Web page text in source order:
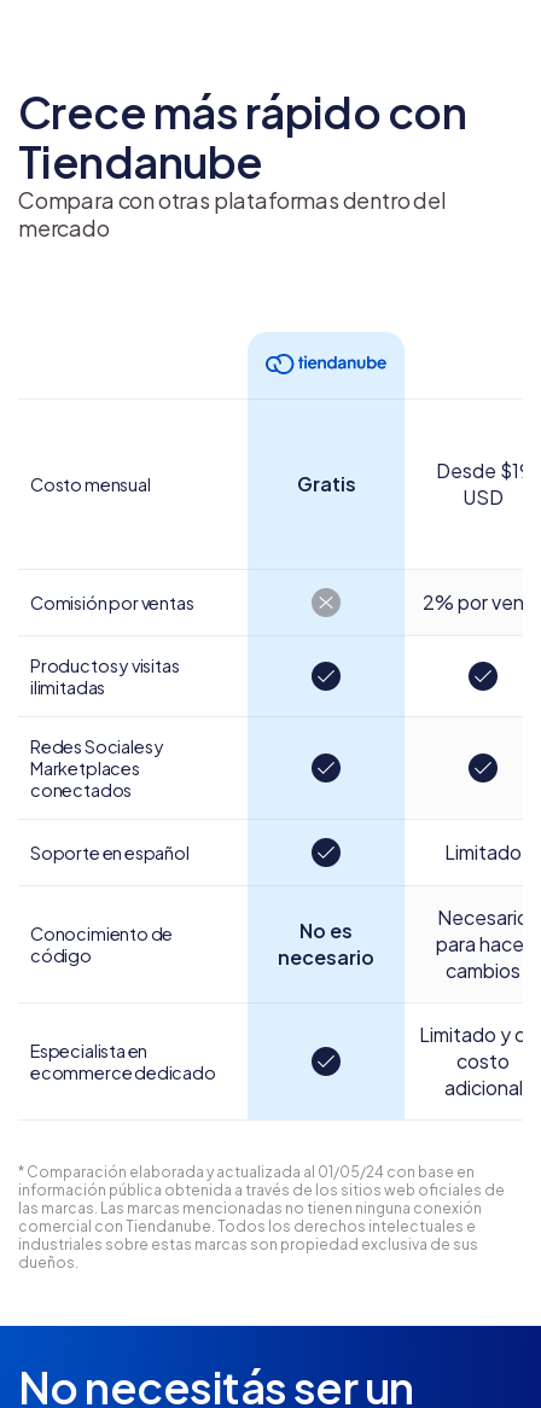
Crece más rápido con
Tiendanube
Compara con otras plataformas dentro del
mercado
Costo mensual Gratis
Desde $19
USD
Comisión por ventas 2% por
Productos y visitas
ilimitadas
Redes Sociales y
Marketplaces
conectados
Soporte en español Limitado
Conocimiento de
código
No es
necesario
Necesario
para hacer
cambios
Especialista en
ecommerce dedicado
Limitado y
costo
adicional
* Comparación elaborada y actualizada al 01/05/24 con base en
información pública obtenida a través de los sitios web oficiales de
las marcas. Las marcas mencionadas no tienen ninguna conexión
comercial con Tiendanube. Todos los derechos intelectuales e
industriales sobre estas marcas son propiedad exclusiva de sus
dueños.
No necesitás ser un